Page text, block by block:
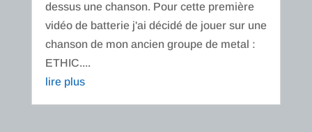
dessus une chanson. Pour cette première
vidéo de batterie j'ai décidé de jouer sur une
chanson de mon ancien groupe de metal :
ETHIC....
lire plus